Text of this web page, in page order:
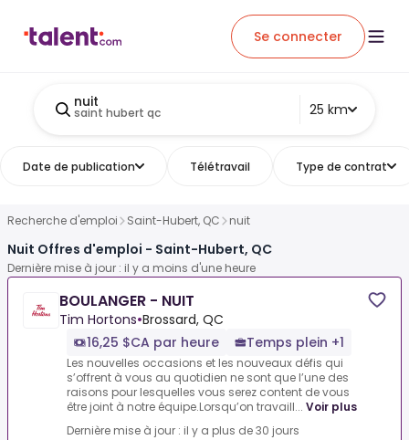
Se connecter
nuit
saint hubert qc 25 km
Date de publication Télétravail Type de contrat
Recherche d'emploi Saint-Hubert, QC nuit
Nuit Offres d'emploi - Saint-Hubert, QC
Dernière mise à jour : il y a moins d'une heure
BOULANGER - NUIT
Tim Hortons•Brossard, QC
16,25 $CA par heure
Temps plein +1
Les nouvelles occasions et les nouveaux défis qui
s’offrent à vous au quotidien ne sont que l’une des
raisons pour lesquelles vous serez content de vous
être joint à notre équipe.Lorsqu’on travaill... Voir plus
Dernière mise à jour : il y a plus de 30 jours